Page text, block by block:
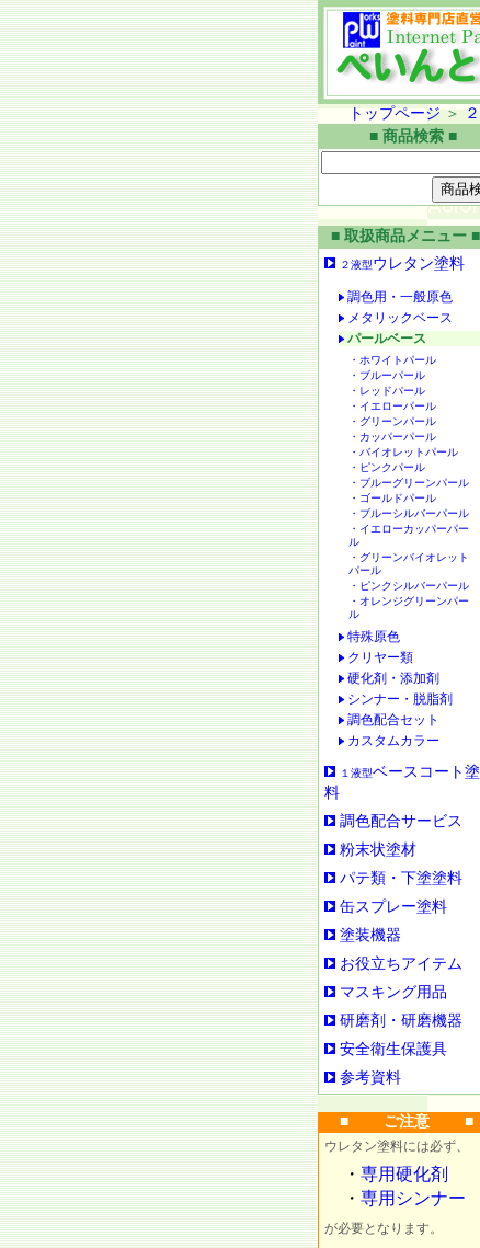
トップページ ＞
■ 商品検索 ■
■ 取扱商品メニュー ■
２液型ウレタン塗料
調色用・一般原色
メタリックベース
パールベース
・ホワイトパール
・ブルーパール
・レッドパール
・イエローパール
・グリーンパール
・カッパーパール
・バイオレットパール
・ピンクパール
・ブルーグリーンパール
・ゴールドパール
・ブルーシルバーパール
・イエローカッパーパー
ル
・グリーンバイオレット
パール
・ピンクシルバーパール
・オレンジグリーンパー
ル
特殊原色
クリヤー類
硬化剤・添加剤
シンナー・脱脂剤
調色配合セット
カスタムカラー
１液型ベースコート塗
料
調色配合サービス
粉末状塗材
パテ類・下塗塗料
缶スプレー塗料
塗装機器
お役立ちアイテム
マスキング用品
研磨剤・研磨機器
安全衛生保護具
参考資料
■ ご注意 ■
ウレタン塗料には必ず、
・ 専用硬化剤
・ 専用シンナー
が必要となります。